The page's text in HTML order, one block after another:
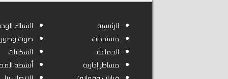
الرئيسية
مستجدات
الجماعة
مساطر إدارية
الشباك
صوت
الشكايات
أنشطة